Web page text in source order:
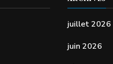
juillet 2026
juin 2026